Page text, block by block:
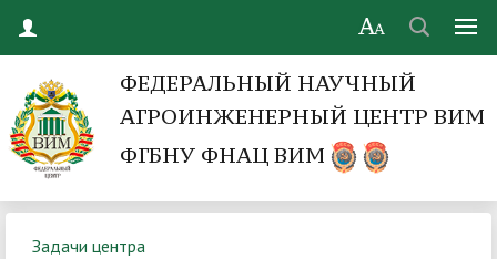
ФЕДЕРАЛЬНЫЙ НАУЧНЫЙ
АГРОИНЖЕНЕРНЫЙ ЦЕНТР ВИМ
ФГБНУ ФНАЦ ВИМ
Задачи центра